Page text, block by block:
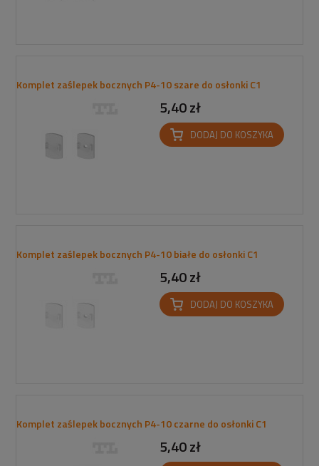
Komplet zaślepek bocznych P4-10 szare do osłonki C1
5,40 zł
DODAJ DO KOSZYKA
Komplet zaślepek bocznych P4-10 białe do osłonki C1
5,40 zł
DODAJ DO KOSZYKA
Komplet zaślepek bocznych P4-10 czarne do osłonki C1
5,40 zł